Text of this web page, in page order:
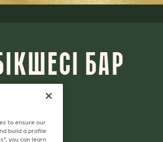
БАР
to ensure our
build a profile
you can learn